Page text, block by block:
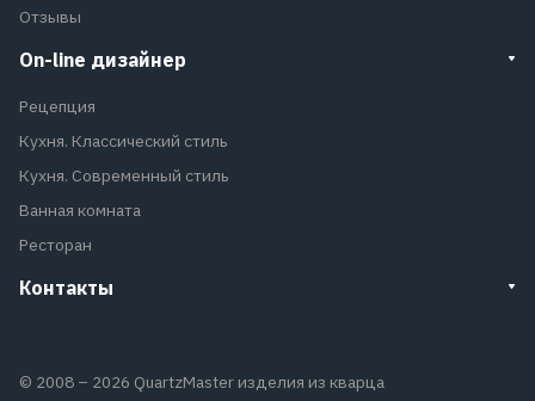
Отзывы
On-line дизайнер
Рецепция
Кухня. Классический стиль
Кухня. Современный стиль
Ванная комната
Ресторан
Контакты
© 2008 – 2026 QuartzMaster изделия из кварца